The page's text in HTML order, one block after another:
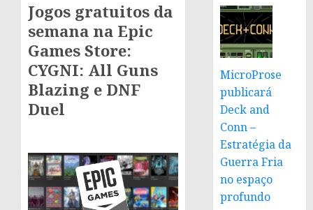
Jogos gratuitos da
semana na Epic
Games Store:
CYGNI: All Guns
Blazing e DNF
Duel
MicroProse
publicará
Deck and
Conn –
Estratégia da
Guerra Fria
no espaço
profundo